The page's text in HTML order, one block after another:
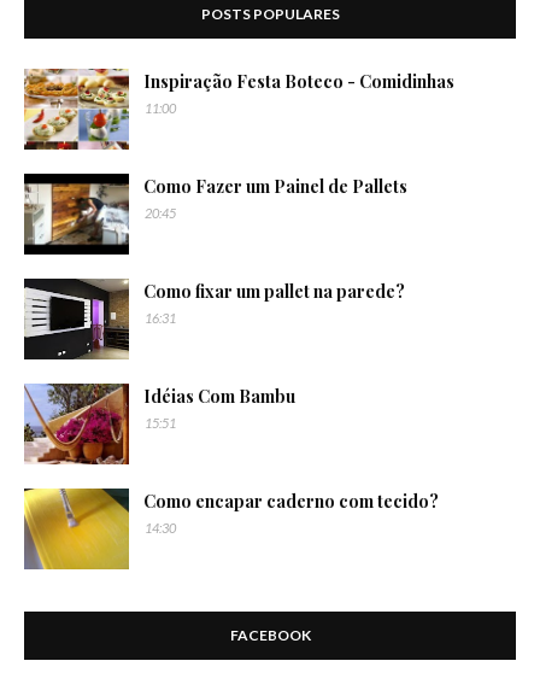
POSTS POPULARES
Inspiração Festa Boteco - Comidinhas
11:00
Como Fazer um Painel de Pallets
20:45
Como fixar um pallet na parede?
16:31
Idéias Com Bambu
15:51
Como encapar caderno com tecido?
14:30
FACEBOOK